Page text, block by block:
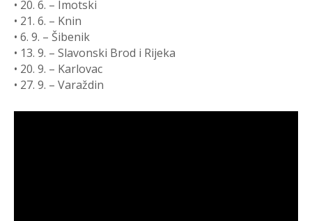
• 20. 6. – Imotski
• 21. 6. – Knin
• 6. 9. – Šibenik
• 13. 9. – Slavonski Brod i Rijeka
• 20. 9. – Karlovac
• 27. 9. – Varaždin